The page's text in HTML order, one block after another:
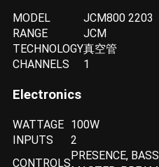
MODEL
JCM800 2203
RANGE
JCM
TECHNOLOGY真空管
CHANNELS
1
Electronics
WATTAGE 100W
INPUTS
2
CONTROLS
PRESENCE,